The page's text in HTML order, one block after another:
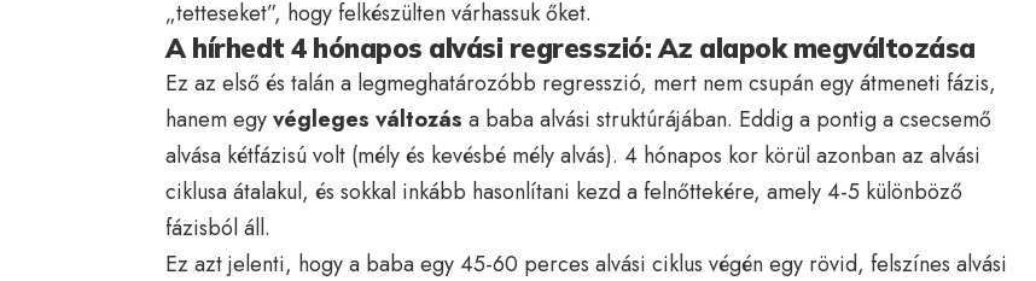
„tetteseket”, hogy felkészülten várhassuk őket.
A hírhedt 4 hónapos alvási regresszió: Az alapok megváltozása
Ez az első és talán a legmeghatározóbb regresszió, mert nem csupán egy átmeneti fázis,
hanem egyvégleges változás a baba alvási struktúrájában. Eddig a pontig a csecsemő
alvása kétfázisú volt (mély és kevésbé mély alvás). 4 hónapos kor körül azonban az alvási
ciklusa átalakul, és sokkal inkább hasonlítani kezd a felnőttekére, amely 4-5 különböző
fázisból áll.
Ez azt jelenti, hogy a baba egy 45-60 perces alvási ciklus végén egy rövid, felszínes alvási